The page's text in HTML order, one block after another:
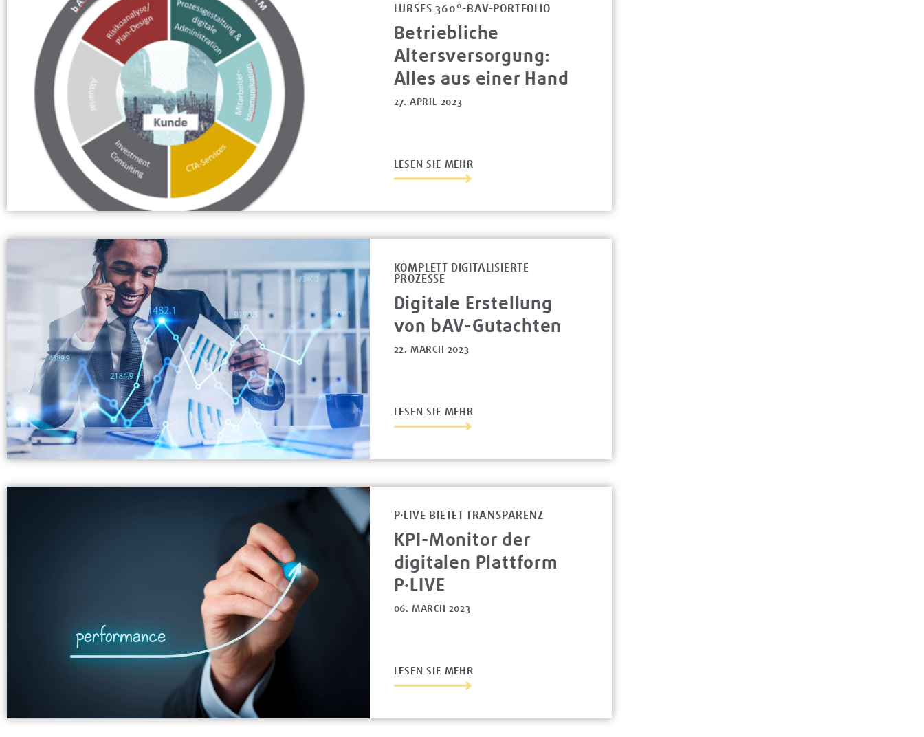
LURSES 360°-BAV-PORTFOLIO
Betriebliche
Altersversorgung:
Alles aus einer Hand
27. APRIL 2023
LESEN SIE MEHR
KOMPLETT DIGITALISIERTE
PROZESSE
Digitale Erstellung
von bAV-Gutachten
22. MARCH 2023
LESEN SIE MEHR
P·LIVE BIETET TRANSPARENZ
KPI-Monitor der
digitalen Plattform
P·LIVE
06. MARCH 2023
LESEN SIE MEHR